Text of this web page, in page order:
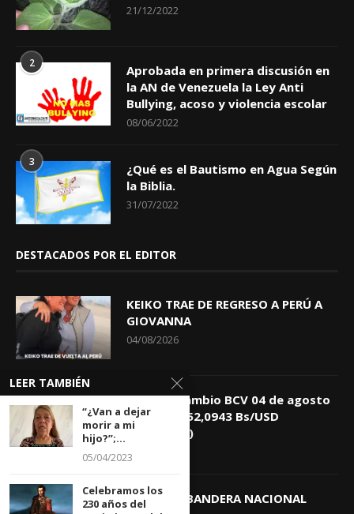
21/12/2022
2
Aprobada en primera discusión en
la AN de Venezuela la Ley Anti
Bullying, acoso y violencia escolar
08/06/2022
3
¿Qué es el Bautismo en Agua Según
la Biblia.
31/07/2022
DESTACADOS POR EL EDITOR
KEIKO TRAE DE REGRESO A PERÚ A
GIOVANNA
04/08/2026
Tasa de Cambio BCV 04 de agosto
de 2026: 752,0943 Bs/USD
(+0,4418%)
04/08/2026
DIA DE LA BANDERA NACIONAL
LEER TAMBIÉN
“¿Van a dejar
morir a mi
hijo?”;...
05/04/2023
Celebramos los
230 años del